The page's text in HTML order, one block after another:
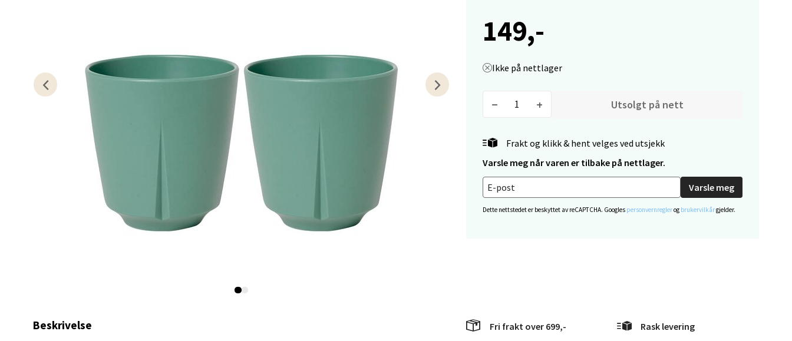
149,-
Ikke på nettlager
Utsolgt på nett
Frakt og klikk & hent velges ved utsjekk
Varsle meg når varen er tilbake på nettlager.
Varsle meg
Dette nettstedet er beskyttet av reCAPTCHA. Googles personvernreglerog brukervilkårgjelder.
Beskrivelse Fri frakt over 699,- Rask levering
0 i butikk
Bryne/Jæren - M44
Jupiterveien 2, 4340 Bryne
Åpent i dag 10-18
0 i butikk
Velg
Stavanger og Sandnes - Thon Senter